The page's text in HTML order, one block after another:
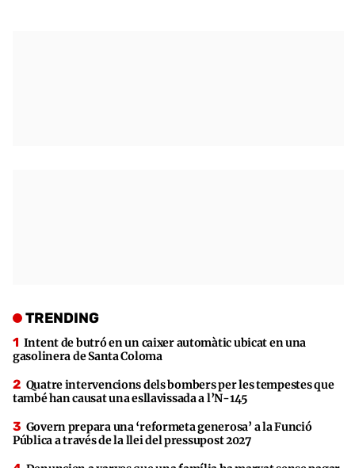
TRENDING
Intent de butró en un caixer automàtic ubicat en una
gasolinera de Santa Coloma
Quatre intervencions dels bombers per les tempestes que
també han causat una esllavissada a l’N-145
Govern prepara una ‘reformeta generosa’ a la Funció
Pública a través de la llei del pressupost 2027